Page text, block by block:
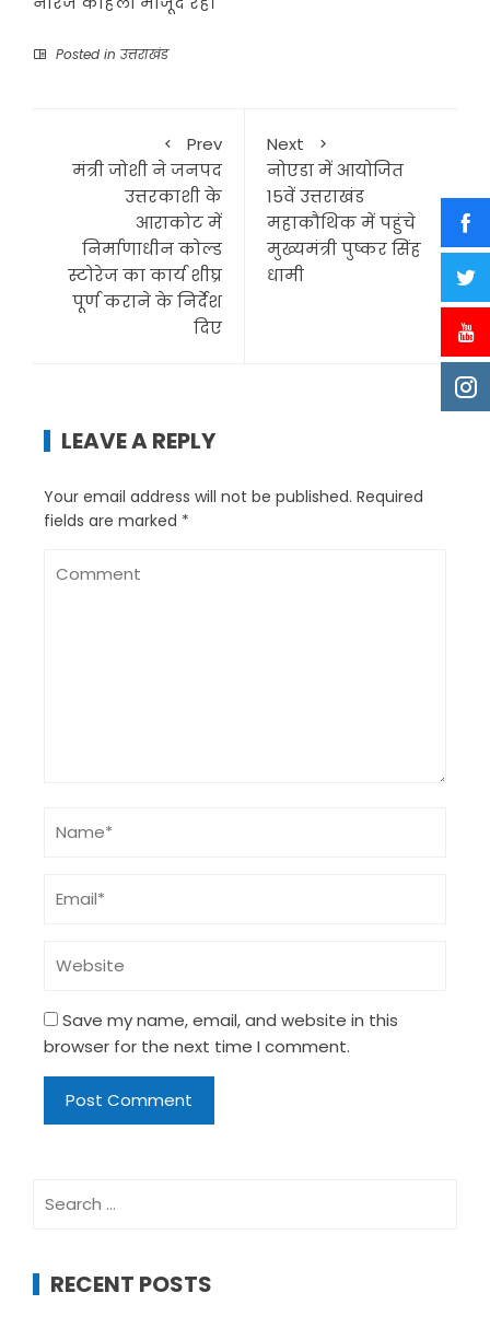
Posted in उत्तराखंड
Prev
मंत्री जोशी ने जनपद
उत्तरकाशी के
आराकोट में
निर्माणाधीन कोल्ड
स्टोरेज का कार्य शीघ्र
पूर्ण कराने के निर्देश
दिए
Next
नोएडा में आयोजित
15वें उत्तराखंड
महाकौथिक में पहुंचे
मुख्यमंत्री पुष्कर सिंह
धामी
LEAVE A REPLY
Your email address will not be published. Required
fields are marked *
Save my name, email, and website in this
browser for the next time I comment.
for:
RECENT POSTS